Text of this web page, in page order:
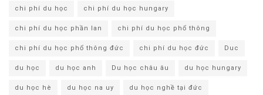
chi phí du học chi phí du học hungary
chi phí du học phần lan chi phí du học phổ thông
chi phí du học phổ thông đức chi phí du học đức Duc
du học du học anh Du học châu âu du học hungary
du học hè du học na uy du học nghề tại đức